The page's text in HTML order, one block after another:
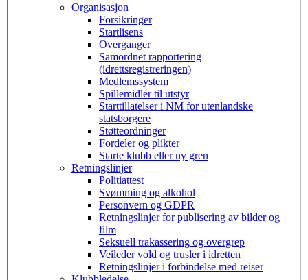
Organisasjon
Forsikringer
Startlisens
Overganger
Samordnet rapportering
(idrettsregistreringen)
Medlemssystem
Spillemidler til utstyr
Starttillatelser i NM for utenlandske
statsborgere
Støtteordninger
Fordeler og plikter
Starte klubb eller ny gren
Retningslinjer
Politiattest
Svømming og alkohol
Personvern og GDPR
Retningslinjer for publisering av bilder og
film
Seksuell trakassering og overgrep
Veileder vold og trusler i idretten
Retningslinjer i forbindelse med reiser